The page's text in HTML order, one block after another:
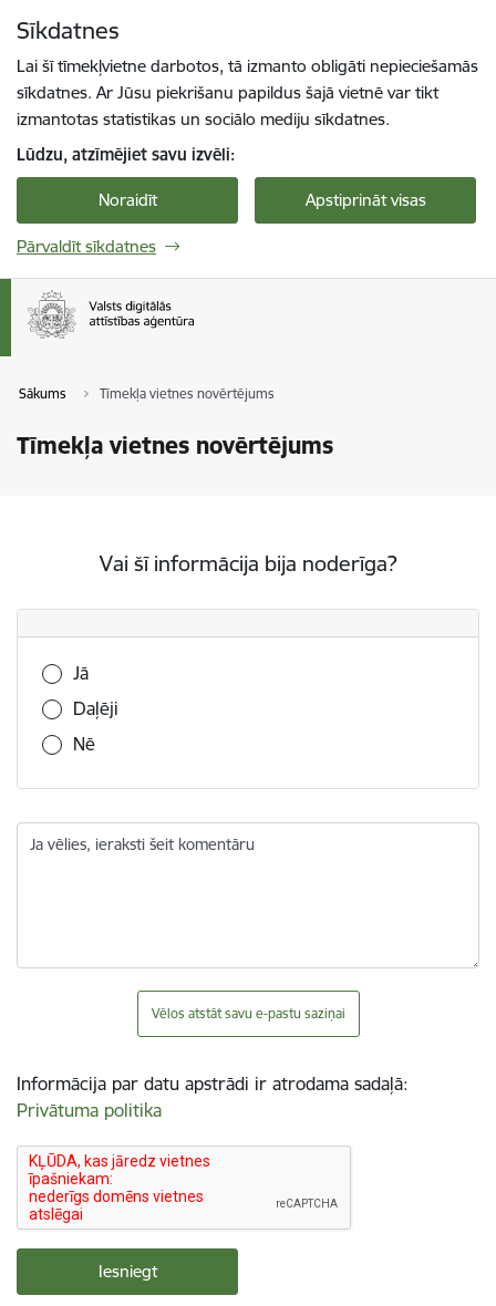
Sīkdatnes
Lai šī tīmekļvietne darbotos, tā izmanto obligāti nepieciešamās
sīkdatnes. Ar Jūsu piekrišanu papildus šajā vietnē var tikt
izmantotas statistikas un sociālo mediju sīkdatnes.
Lūdzu, atzīmējiet savu izvēli:
Noraidīt Apstiprināt visas
Pārvaldīt sīkdatnes
Sākums Tīmekļa vietnes novērtējums
Tīmekļa vietnes novērtējums
Vai šī informācija bija noderīga?
Vai šī informācija bija noderīga?
Jā
Daļēji
Nē
Ja vēlies, ieraksti šeit komentāru
Vēlos atstāt savu e-pastu saziņai
Informācija par datu apstrādi ir atrodama sadaļā:
Privātuma politika